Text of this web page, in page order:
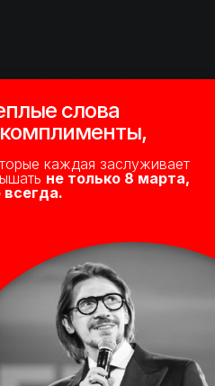
слова
каждая заслуживает
не только 8 марта,
всегда.